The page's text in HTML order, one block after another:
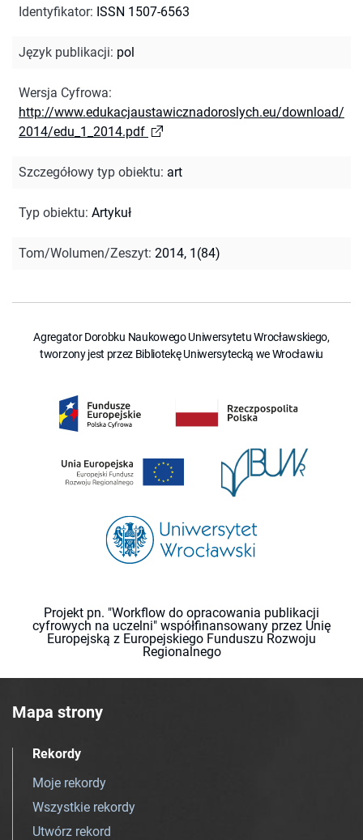
Identyfikator: ISSN 1507-6563
Język publikacji: pol
Wersja Cyfrowa:
http://www.edukacjaustawicznadoroslych.eu/download/
2014/edu_1_2014.pdf
Szczegółowy typ obiektu: art
Typ obiektu: Artykuł
Tom/Wolumen/Zeszyt: 2014, 1(84)
Agregator Dorobku Naukowego Uniwersytetu Wrocławskiego,
tworzony jest przez Bibliotekę Uniwersytecką we Wrocławiu
Projekt pn. "Workflow do opracowania publikacji
cyfrowych na uczelni" współfinansowany przez Unię
Europejską z Europejskiego Funduszu Rozwoju
Regionalnego
Mapa strony
Rekordy
Moje rekordy
Wszystkie rekordy
Utwórz rekord